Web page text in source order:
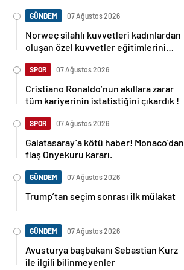
GÜNDEM 07 Ağustos 2026
Norweç silahlı kuvvetleri kadınlardan
oluşan özel kuvvetler eğitimlerini
SPOR 07 Ağustos 2026
Cristiano Ronaldo’nun akıllara zarar
tüm kariyerinin istatistiğini çıkardık !
SPOR 07 Ağustos 2026
Galatasaray’a kötü haber! Monaco’dan
flaş Onyekuru kararı.
GÜNDEM 07 Ağustos 2026
Trump’tan seçim sonrası ilk mülakat
GÜNDEM 07 Ağustos 2026
Avusturya başbakanı Sebastian Kurz
ile ilgili bilinmeyenler